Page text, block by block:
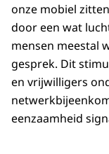
onze mobiel
door een wat
mensen meestal
gesprek. Dit
en vrijwilligers
eenzaamheid